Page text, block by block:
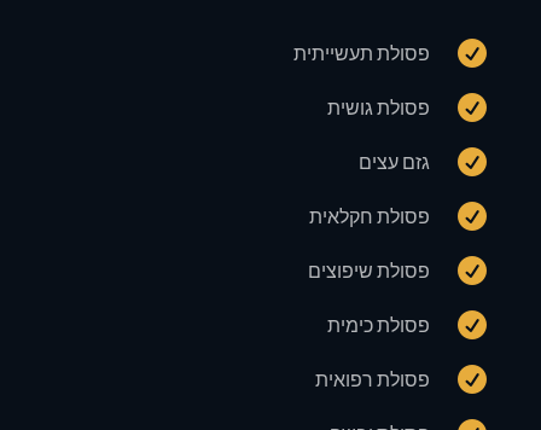
 פסולת תעשייתית
 פסולת גושית
 גזם עצים
 פסולת חקלאית
 פסולת שיפוצים
 פסולת כימית
 פסולת רפואית